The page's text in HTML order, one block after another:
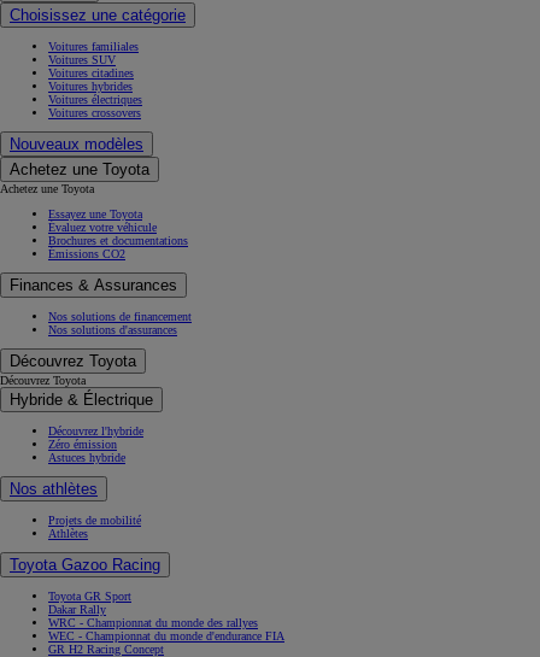
Choisissez une catégorie
Voitures familiales
Voitures SUV
Voitures citadines
Voitures hybrides
Voitures électriques
Voitures crossovers
Nouveaux modèles
Achetez une Toyota
Achetez une Toyota
Essayez une Toyota
Évaluez votre véhicule
Brochures et documentations
Émissions CO2
Finances & Assurances
Nos solutions de financement
Nos solutions d'assurances
Découvrez Toyota
Découvrez Toyota
Hybride & Électrique
Découvrez l'hybride
Zéro émission
Astuces hybride
Nos athlètes
Projets de mobilité
Athlètes
Toyota Gazoo Racing
Toyota GR Sport
Dakar Rally
WRC - Championnat du monde des rallyes
WEC - Championnat du monde d'endurance FIA
GR H2 Racing Concept